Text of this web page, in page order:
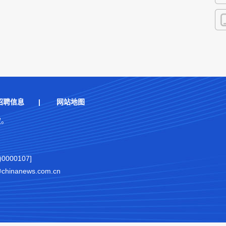
快
聘信息 | 网站地图